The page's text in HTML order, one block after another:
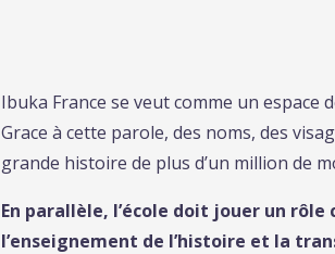
Ibuka France se veut comme un espace
Grace à cette parole, des noms, des
grande histoire de plus d’un million de
En parallèle, l’école doit jouer un rôle
l’enseignement de l’histoire et la